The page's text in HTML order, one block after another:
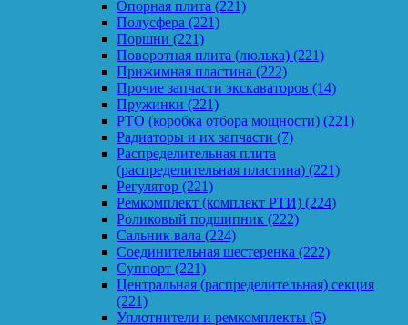
Опорная плита (221)
Полусфера (221)
Поршни (221)
Поворотная плита (люлька) (221)
Прижимная пластина (222)
Прочие запчасти экскаваторов (14)
Пружинки (221)
PTO (коробка отбора мощности) (221)
Радиаторы и их запчасти (7)
Распределительная плита
(распределительная пластина) (221)
Регулятор (221)
Ремкомплект (комплект РТИ) (224)
Роликовый подшипник (222)
Сальник вала (224)
Соединительная шестеренка (222)
Суппорт (221)
Центральная (распределительная) секция
(221)
Уплотнители и ремкомплекты (5)